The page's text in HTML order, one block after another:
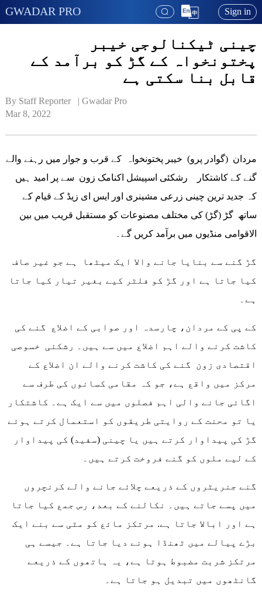
GWADAR PRO Sign in
چینی ٹیکنالوجی خیبر
پختونخواہ کے گڑ کو برآمد کے
قابل بنا سکتی ہے
By Staff Reporter   | Gwadar Pro
Mar 8, 2022
مردان (گوادر پرو) خیبر پختونخواہ کے قرب و جوار میں رہنے والے
گنے کے کاشتکار رشکئی اسپیشل اکنامک زون سے پر امید ہیں
کہ جدید ترین چینی زرعی مشینری اور ایس ای زیڈ کے قیام کے
ساتھ گڑ (گڑ) کی مختلف مصنوعات کو مستقبل قریب میں بین
الاقوامی منڈیوں میں برآمد کریں گے۔
گڑ گنے سے بنایا جانے والا ایک میٹھا ہے جو غیر صاف
کیا جاتا ہے اور گڑ کو فلٹر کیے بغیر تیار کیا جاتا
ہے۔
کے پی کے مردان، چارسدہ اور صوابی کے اضلاع گنے کی
کاشت کرنے والے اہم اضلاع میں سے ہیں۔ رشکئی خسوصی
اقتصادی زون گنے کی کاشت کرنے والے ان اضلاع کے
مرکز میں واقع ہے، جو کہ مقامی کسانوں کی طرف سے
اگائی جانے والی اہم فصلوں میں سے ایک ہے۔ کاشتکار
یا تو محنت کے روایتی طریقوں کو استعمال کرتے ہوئے
گڑ کی پیداوار کرتے ہیں یا چینی (سفید) کی پیداوار
کے لیے ملوں کو گنے فروخت کرتے ہیں۔
گنے جنریٹروں کے ذریعے چلائے جانے والے کرنچروں
میں پسے جاتے ہیں۔ نکالنے کے بعد، رس جمع کیا جاتا
ہے اور ابالا جاتا ہے. مرتکز مائع کو مٹی سے بنے ایک
بڑے پیالے میں ٹھنڈا ہونے دیا جاتا ہے۔ جیسے ہی
مرتکز شربت مضبوط ہوتا ہے، یہ ہاتھوں کے ذریعے
گانٹھوں میں تبدیل ہو جاتا ہے۔